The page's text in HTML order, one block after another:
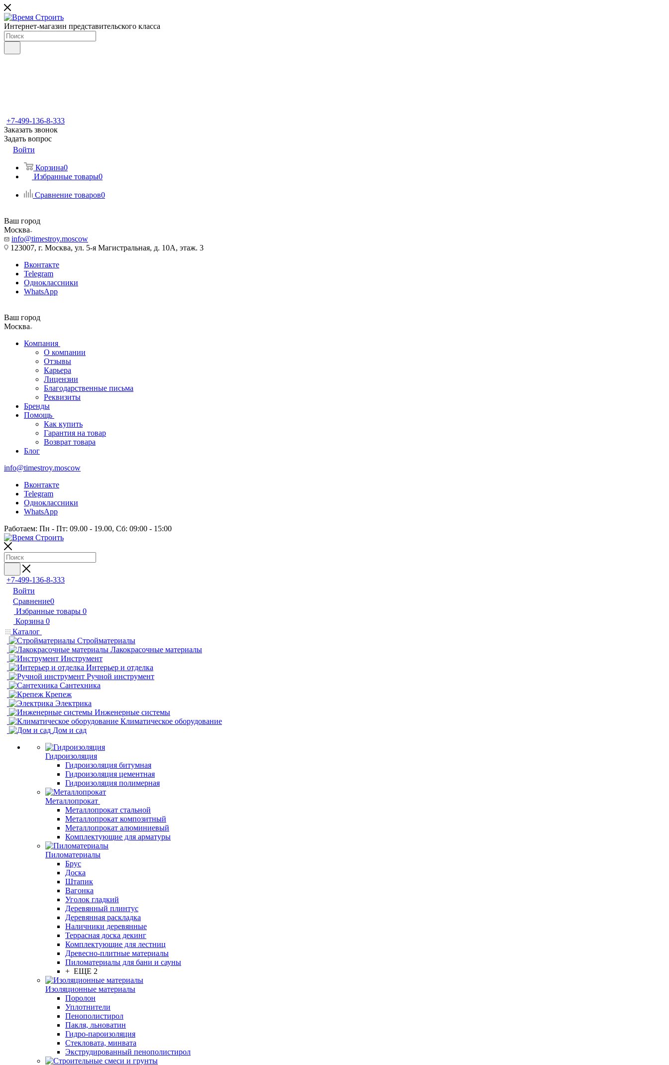
Интернет-магазин представительского класса
+7-499-136-8-333
Заказать звонок
Задать вопрос
Войти
Корзина0
Избранные товары0
Сравнение товаров0
Ваш город
Москва
info@timestroy.moscow
123007, г. Москва, ул. 5-я Магистральная, д. 10А, этаж. 3
Вконтакте
Telegram
Одноклассники
WhatsApp
Ваш город
Москва
Компания
О компании
Отзывы
Карьера
Лицензии
Благодарственные письма
Реквизиты
Бренды
Помощь
Как купить
Гарантия на товар
Возврат товара
Блог
info@timestroy.moscow
Вконтакте
Telegram
Одноклассники
WhatsApp
Работаем: Пн - Пт: 09.00 - 19.00, Сб: 09:00 - 15:00
+7-499-136-8-333
Войти
Сравнение0
Избранные товары 0
Корзина 0
Каталог
Стройматериалы
Лакокрасочные материалы
Инструмент
Интерьер и отделка
Ручной инструмент
Сантехника
Крепеж
Электрика
Инженерные системы
Климатическое оборудование
Дом и сад
Гидроизоляция
Гидроизоляция битумная
Гидроизоляция цементная
Гидроизоляция полимерная
Металлопрокат
Металлопрокат стальной
Металлопрокат композитный
Металлопрокат алюминиевый
Комплектующие для арматуры
Пиломатериалы
Брус
Доска
Штапик
Вагонка
Уголок гладкий
Деревянный плинтус
Деревянная раскладка
Наличники деревянные
Террасная доска декинг
Комплектующие для лестниц
Древесно-плитные материалы
Пиломатериалы для бани и сауны
+ ЕЩЕ 2
Изоляционные материалы
Поролон
Уплотнители
Пенополистирол
Пакля, льноватин
Гидро-пароизоляция
Стекловата, минвата
Экструдированный пенополистирол